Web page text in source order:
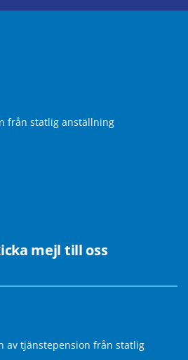
från statlig anställning
mejl till oss
av tjänstepension från statlig